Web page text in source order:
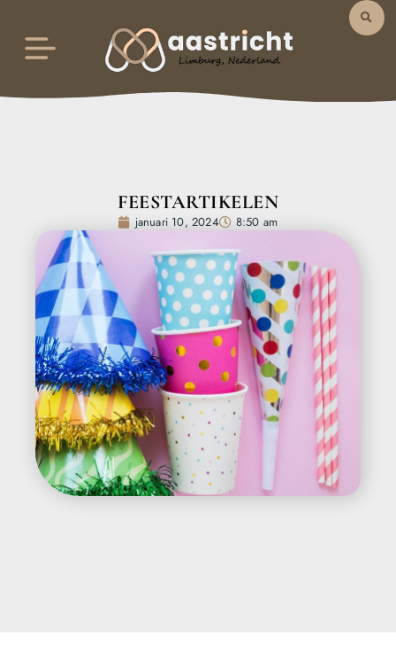
FEESTARTIKELEN
januari 10, 2024 8:50 am